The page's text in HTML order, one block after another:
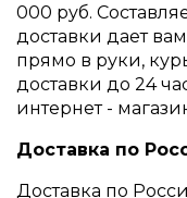
000 руб.
доставки дает
прямо в руки,
доставки до 24
интернет -
Доставка по
Доставка по